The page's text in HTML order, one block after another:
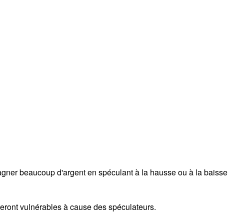
beaucoup d'argent en spéculant à la hausse ou à la baisse
vulnérables à cause des spéculateurs.